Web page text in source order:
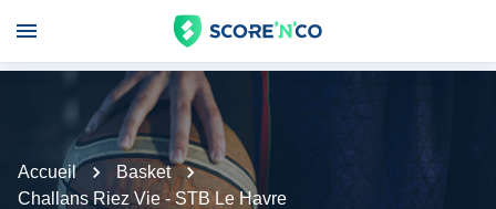
Accueil
Basket
Challans Riez Vie - STB Le Havre